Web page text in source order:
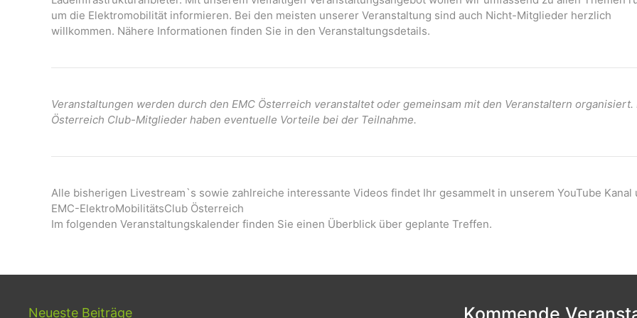
um die Elektromobilität informieren. Bei den meisten unserer Veranstaltung sind auch Nicht-Mitglieder herzlich
willkommen. Nähere Informationen finden Sie in den Veranstaltungsdetails.
Veranstaltungen werden durch den EMC Österreich veranstaltet oder gemeinsam mit den Veranstaltern organisiert.
Österreich Club-Mitglieder haben eventuelle Vorteile bei der Teilnahme.
Alle bisherigen Livestream`s sowie zahlreiche interessante Videos findet Ihr gesammelt in unserem YouTube Kanal
EMC-ElektroMobilitätsClub Österreich
Im folgenden Veranstaltungskalender finden Sie einen Überblick über geplante Treffen.
Neueste Beiträge